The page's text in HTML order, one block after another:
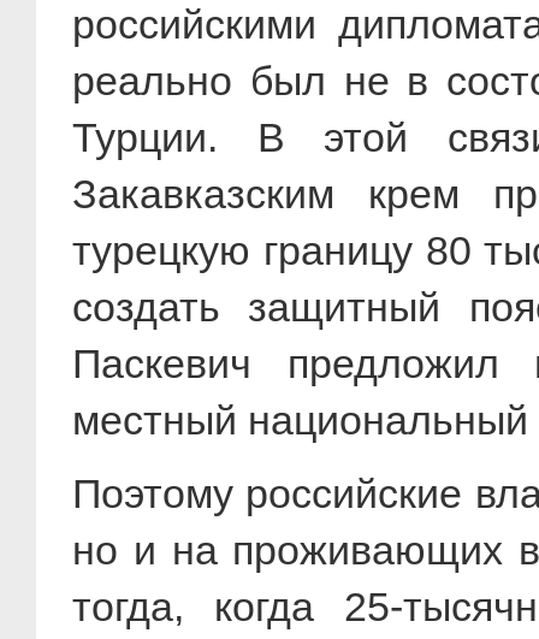
российскими
реально был не в
Турции. В этой
Закавказским крем
турецкую границу 80
создать защитный
Паскевич
местный национальный
Поэтому российские
но и на проживающих в
тогда, когда 25-